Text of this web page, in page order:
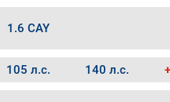
1.6 CAY
105 л.с. 140 л.с.